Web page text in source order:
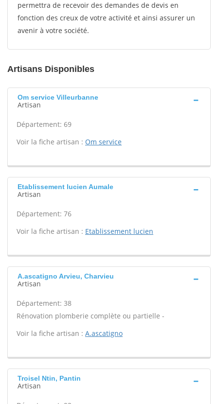
permettra de recevoir des demandes de devis en
fonction des creux de votre activité et ainsi assurer un
avenir à votre société.
Artisans Disponibles
Om service Villeurbanne
Artisan
Département: 69
Voir la fiche artisan : Om service
Etablissement lucien Aumale
Artisan
Département: 76
Voir la fiche artisan : Etablissement lucien
A.ascatigno Arvieu, Charvieu
Artisan
Département: 38
Rénovation plomberie complète ou partielle -
Voir la fiche artisan : A.ascatigno
Troisel Ntin, Pantin
Artisan